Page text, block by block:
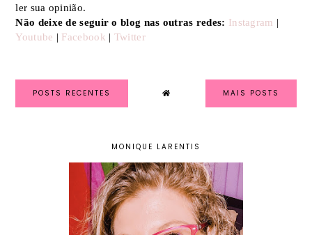
ler sua opinião.
Não deixe de seguir o blog nas outras redes: Instagram |
Youtube | Facebook | Twitter
POSTS RECENTES MAIS POSTS
MONIQUE LARENTIS